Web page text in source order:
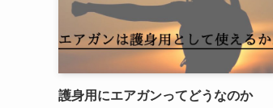
護身用にエアガンってどうなのか